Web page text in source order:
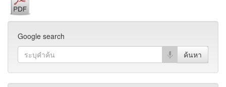
Google search